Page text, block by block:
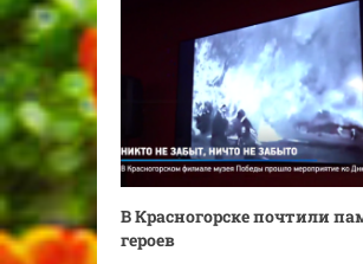
В Красногорске почтили
героев